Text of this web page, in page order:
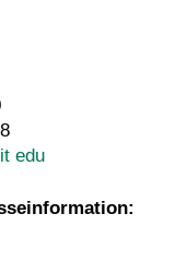
edu